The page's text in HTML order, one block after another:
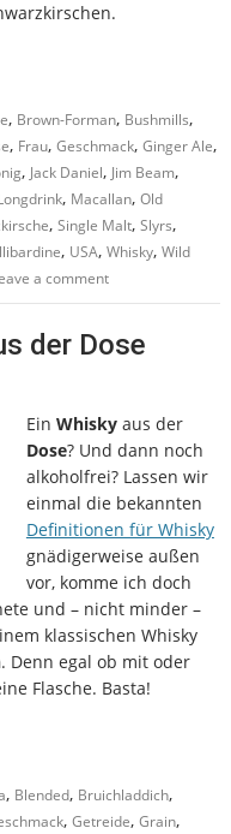
, Brown-Forman, Bushmills,
, Frau,Geschmack,Ginger Ale,
, Jack Daniel, Jim Beam,
, Macallan,Old
,Single Malt,Slyrs,
, USA,Whisky,Wild
a comment
der Dose
Ein Whisky aus der
Dose? Und dann noch
alkoholfrei? Lassen wir
einmal die bekannten
Definitionen für Whisky
gnädigerweise außen
vor, komme ich doch
und – nicht minder –
klassischen Whisky
. Denn egal ob mit oder
Flasche. Basta!
, Blended, Bruichladdich,
,Getreide,Grain,